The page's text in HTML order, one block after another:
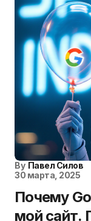
By Павел Силов
30 марта, 2025
Почему
мой сайт.